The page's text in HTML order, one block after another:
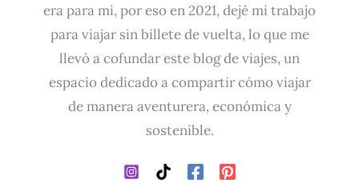
era para mi, por eso en 2021, dejé mi trabajo
para viajar sin billete de vuelta, lo que me
llevó a cofundar este blog de viajes, un
espacio dedicado a compartir cómo viajar
de manera aventurera, económica y
sostenible.